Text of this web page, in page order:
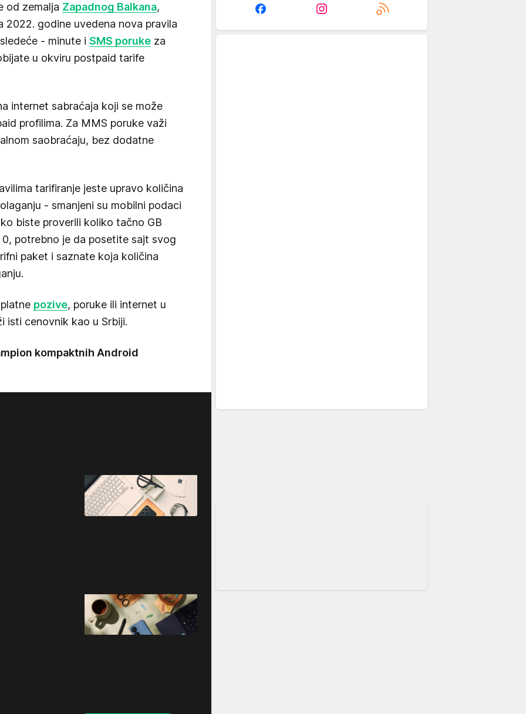
od zemalja Zapadnog Balkana,
2022. godine uvedena nova pravila
- minute i SMS poruke za
u okviru postpaid tarife
internet sabraćaja koji se može
profilima. Za MMS poruke važi
saobraćaju, bez dodatne
tarifiranje jeste upravo količina
- smanjeni su mobilni podaci
biste proverili koliko tačno GB
potrebno je da posetite sajt svog
paket i saznate koja količina
pozive, poruke ili internet u
isti cenovnik kao u Srbiji.
kompaktnih Android